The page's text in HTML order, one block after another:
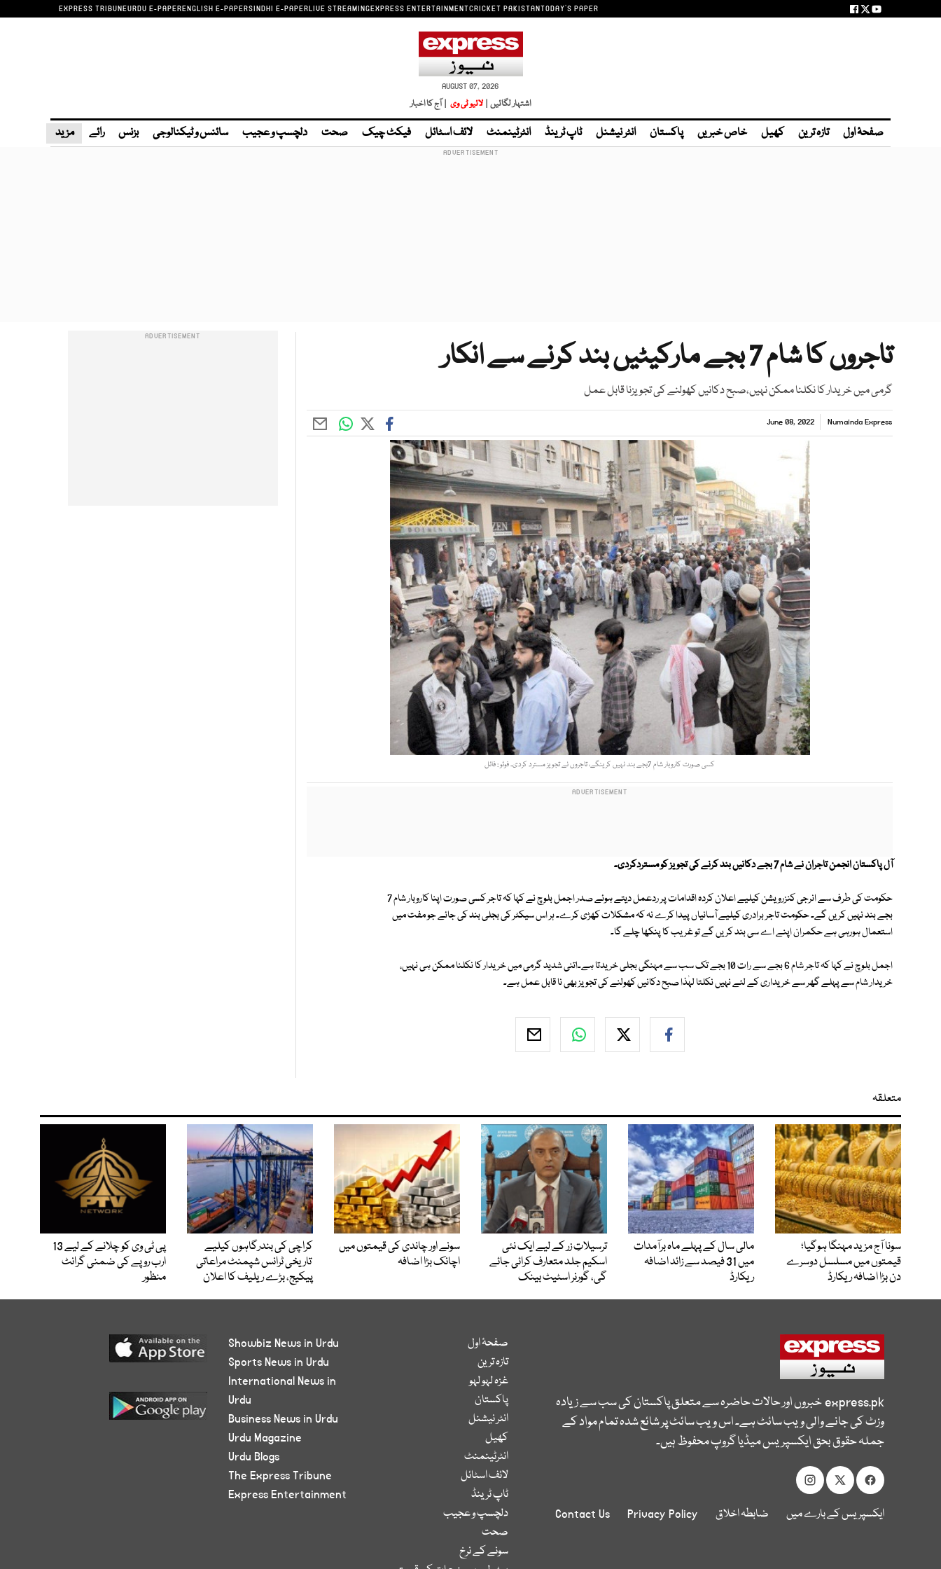
EXPRESS TRIBUNEURDU E-PAPERENGLISH E-PAPERSINDHI E-PAPERLIVE STREAMINGEXPRESS ENTERTAINMENTCRICKET PAKISTANTODAY'S PAPER
AUGUST 07, 2026
اشتہار لگائیں | لائیو ٹی وی | آج کا اخبار
صفحۂ اول تازہ ترین کھیل خاص خبریں پاکستان انٹر نیشنل ٹاپ ٹرینڈ انٹرٹینمنٹ لائف اسٹائل فیکٹ چیک صحت دلچسپ و عجیب سائنس و ٹیکنالوجی بزنس رائے مزید
تاجروں کا شام 7 بجے مارکیٹیں بند کرنے سے انکار
گرمی میں خریدار کا نکلنا ممکن نہیں،صبح دکانیں کھولنے کی تجویزنا قابل عمل
Numainda Express
June 08, 2022
کسی صورت کاروبار شام 7بجے بند نہیں کرینگے، تاجروں نے تجویز مسترد کردی۔ فوٹو : فائل
آل پاکستان انجمن تاجران نے شام 7 بجے دکانیں بند کرنے کی تجویز کو مستردکردی۔
حکومت کی طرف سے انرجی کنزرویشن کیلیے اعلان کردہ اقدامات پر ردعمل دیتے ہوئے صدر اجمل بلوچ نے کہا کہ تاجر کسی صورت اپنا کاروبار شام 7
بجے بند نہیں کریں گے۔ حکومت تاجر برادری کیلیے آسانیاں پیدا کرے نہ کہ مشکلات کھڑی کرے۔ ہر اس سیکٹر کی بجلی بند کی جائے جو مفت میں
استعمال ہورہی ہے حکمران اپنے اے سی بند کریں گے تو غریب کا پنکھا چلے گا۔
اجمل بلوچ نے کہا کہ تاجر شام 6 بجے سے رات 10 بجے تک سب سے مہنگی بجلی خریدتا ہے۔اتنی شدید گرمی میں خریدار کا نکلنا ممکن ہی نہیں،
خریدار شام سے پہلے گھر سے خریداری کے لئے نہیں نکلتا لہٰذا صبح دکانیں کھولنے کی تجویز بھی نا قابل عمل ہے۔
متعلقہ
سونا آج مزید مہنگا ہوگیا؛
قیمتوں میں مسلسل دوسرے
دن بڑا اضافہ ریکارڈ
مالی سال کے پہلے ماہ برآمدات
میں 31 فیصد سے زائد اضافہ
ریکارڈ
ترسیلاتِ زر کے لیے ایک نئی
اسکیم جلد متعارف کرائی جائے
گی، گورنر اسٹیٹ بینک
سونے اور چاندی کی قیمتوں میں
اچانک بڑا اضافہ
کراچی کی بندرگاہوں کیلیے
تاریخی ٹرانس شپمنٹ مراعاتی
پیکیج، بڑے ریلیف کا اعلان
پی ٹی وی کو چلانے کے لیے 13
ارب روپے کی ضمنی گرانٹ
منظور
express.pkخبروں اور حالات حاضرہ سے متعلق پاکستان کی سب سے زیادہ
وزٹ کی جانے والی ویب سائٹ ہے۔ اس ویب سائٹ پر شائع شدہ تمام مواد کے
جملہ حقوق بحق ایکسپریس میڈیا گروپ محفوظ ہیں۔
ایکسپریس کے بارے میں ضابطہ اخلاق Privacy Policy
Contact Us
صفحۂ اول
تازہ ترین
غزہ لہو لہو
پاکستان
انٹر نیشنل
کھیل
انٹرٹینمنٹ
لائف اسٹائل
ٹاپ ٹرینڈ
دلچسپ و عجیب
صحت
سونے کے نرخ
Showbiz News in Urdu
Sports News in Urdu
International News in
Urdu
Business News in Urdu
Urdu Magazine
Urdu Blogs
The Express Tribune
Express Entertainment